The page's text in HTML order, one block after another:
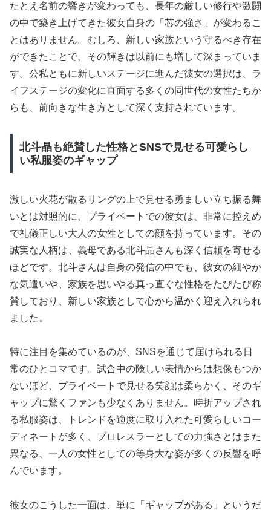
たとえ名前の響きが変わっても、長年の厳しい修行や激闘
の中で築き上げてきた彼女自身の「芯の強さ」が変わるこ
とはありません。むしろ、新しい家族という守るべき存在
ができたことで、その輝きは以前にも増して深まっていま
す。公私ともに新しいステージに進んだ彼女の選択は、ラ
イフステージの変化に直面する多くの同世代の女性たちか
らも、前向きな生き方として深く支持されています。
北斗晶も絶賛した性格とSNSで見せる可愛らし
い私服姿のギャップ
激しい火花が散るリングの上で見せる勇ましい立ち振る舞
いとは対照的に、プライベートでの彼女は、非常に控えめ
で礼儀正しい大人の女性としての顔を持っています。その
誠実な人柄は、義母である北斗晶さんも深く信頼を寄せる
ほどです。北斗さんは自身の発信の中でも、彼女の細やか
な気遣いや、家族を思いやる真っ直ぐな性格をたびたび称
賛しており、新しい家族として心から温かく迎え入れられ
ました。
特に注目を集めているのが、SNSを通じて届けられる日
常のひとコマです。試合中の険しい表情からは想像もつか
ないほど、プライベートで見せる笑顔は柔らかく、そのギ
ャップに驚くファンも少なくありません。時折アップされ
る私服姿は、トレンドを適度に取り入れた可愛らしいコー
ディネートが多く、プロレスラーとしての力強さとはまた
異なる、一人の女性としての等身大な姿が多くの反響を呼
んでいます。
彼女のこうした一面は、単に「ギャップがある」というだ